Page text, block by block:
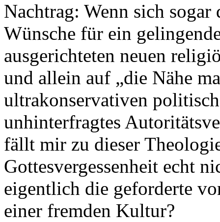
Nachtrag: Wenn sich
Wünsche für ein
ausgerichteten neuen
und allein auf „die Nähe
ultrakonservativen
unhinterfragtes
fällt mir zu dieser
Gottesvergessenheit echt
eigentlich die geforderte
einer fremden Kultur?